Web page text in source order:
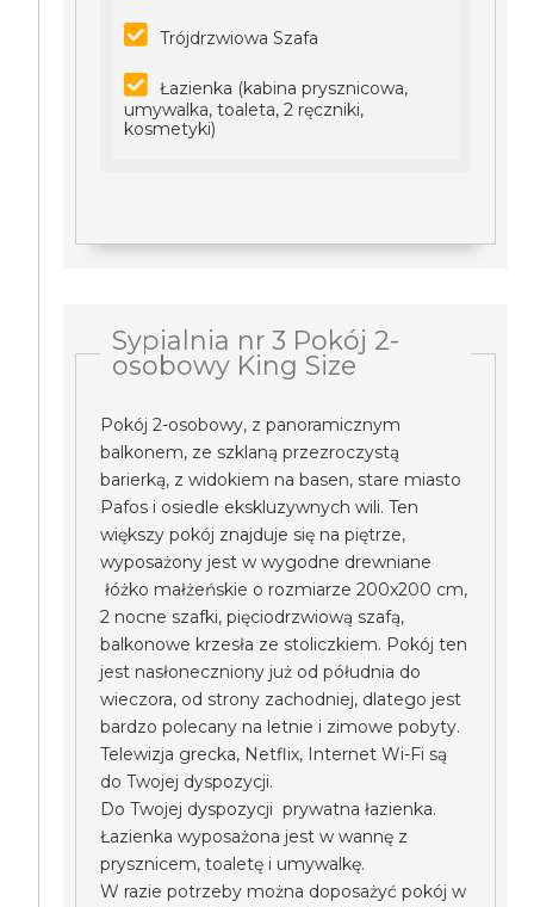
Trójdrzwiowa Szafa
Łazienka (kabina prysznicowa,
umywalka, toaleta, 2 ręczniki,
kosmetyki)
Sypialnia nr 3 Pokój 2-
osobowy King Size
Pokój 2-osobowy, z panoramicznym
balkonem, ze szklaną przezroczystą
barierką, z widokiem na basen, stare miasto
Pafos i osiedle ekskluzywnych wili. Ten
większy pokój znajduje się na piętrze,
wyposażony jest w wygodne drewniane
łóżko małżeńskie o rozmiarze 200x200 cm,
2 nocne szafki, pięciodrzwiową szafą,
balkonowe krzesła ze stoliczkiem. Pokój ten
jest nasłoneczniony już od półudnia do
wieczora, od strony zachodniej, dlatego jest
bardzo polecany na letnie i zimowe pobyty.
Telewizja grecka, Netflix, Internet Wi-Fi są
do Twojej dyspozycji.
Do Twojej dyspozycji prywatna łazienka.
Łazienka wyposażona jest w wannę z
prysznicem, toaletę i umywalkę.
W razie potrzeby można doposażyć pokój w